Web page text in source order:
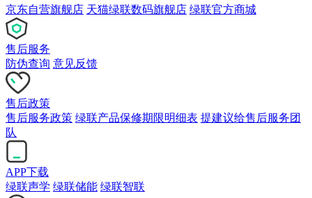
京东自营旗舰店 天猫绿联数码旗舰店 绿联官方商城
售后服务
防伪查询 意见反馈
售后政策
售后服务政策 绿联产品保修期限明细表 提建议给售后服务团
队
APP下载
绿联声学 绿联储能 绿联智联